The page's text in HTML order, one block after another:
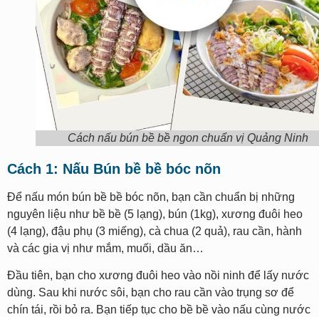
Cách nấu bún bề bề ngon chuẩn vị Quảng Ninh
Cách 1: Nấu Bún bề bề bóc nõn
Để nấu món bún bề bề bóc nõn, bạn cần chuẩn bị những
nguyên liệu như bề bề (5 lạng), bún (1kg), xương đuôi heo
(4 lạng), đậu phụ (3 miếng), cà chua (2 quả), rau cần, hành
và các gia vị như mắm, muối, dầu ăn…
Đầu tiên, bạn cho xương đuôi heo vào nồi ninh để lấy nước
dùng. Sau khi nước sôi, bạn cho rau cần vào trụng sơ để
chín tái, rồi bỏ ra. Bạn tiếp tục cho bề bề vào nấu cùng nước